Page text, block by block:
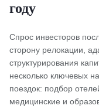
году
Спрос инвесторов
сторону релокации,
структурирования
несколько ключевых
поездок: подбор
медицинские и